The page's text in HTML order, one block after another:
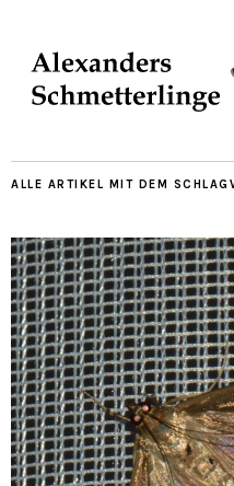
ALLE ARTIKEL MIT DEM